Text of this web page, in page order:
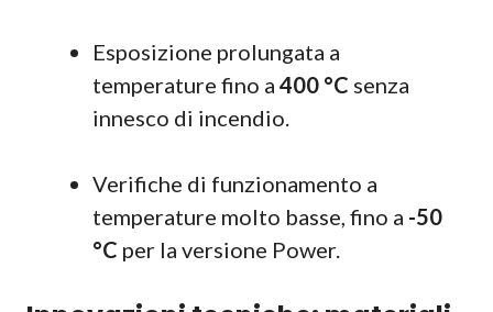
Esposizione prolungata a
temperature fino a 400 °C senza
innesco di incendio.
Verifiche di funzionamento a
temperature molto basse, fino a -50
°C per la versione Power.